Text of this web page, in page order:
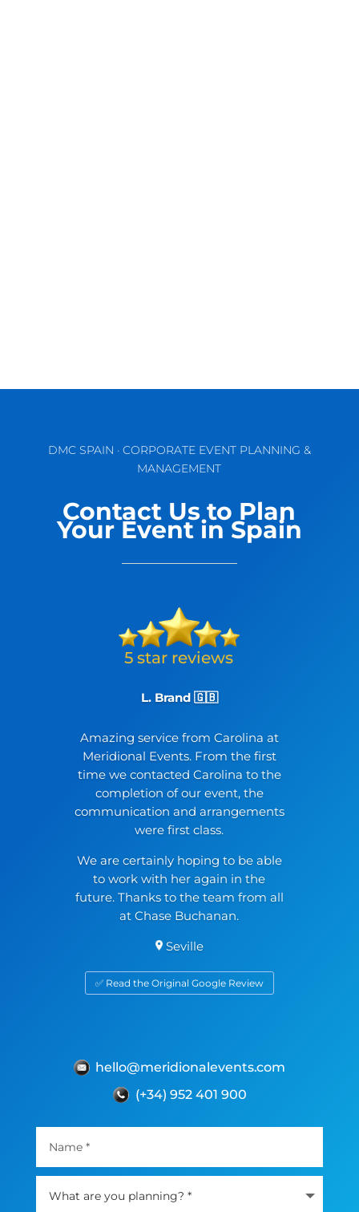
DMC SPAIN · CORPORATE EVENT PLANNING &
MANAGEMENT
Contact Us to Plan
Your Event in Spain
L. Brand 🇬🇧
Amazing service from Carolina at
Meridional Events. From the first
time we contacted Carolina to the
completion of our event, the
communication and arrangements
were first class.
We are certainly hoping to be able
to work with her again in the
future. Thanks to the team from all
at Chase Buchanan.
Seville
✅ Read the Original Google Review